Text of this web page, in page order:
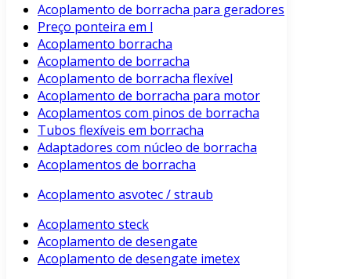
Acoplamento de borracha para geradores
Preço ponteira em l
Acoplamento borracha
Acoplamento de borracha
Acoplamento de borracha flexível
Acoplamento de borracha para motor
Acoplamentos com pinos de borracha
Tubos flexíveis em borracha
Adaptadores com núcleo de borracha
Acoplamentos de borracha
Acoplamento asvotec / straub
Acoplamento steck
Acoplamento de desengate
Acoplamento de desengate imetex